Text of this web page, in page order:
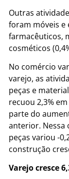
Outras
foram móveis e
farmacêuticos,
cosméticos
No comércio
varejo, as
peças e
recuou 2,3%
parte do
anterior. Nessa
peças variou -
construção
Varejo cresce